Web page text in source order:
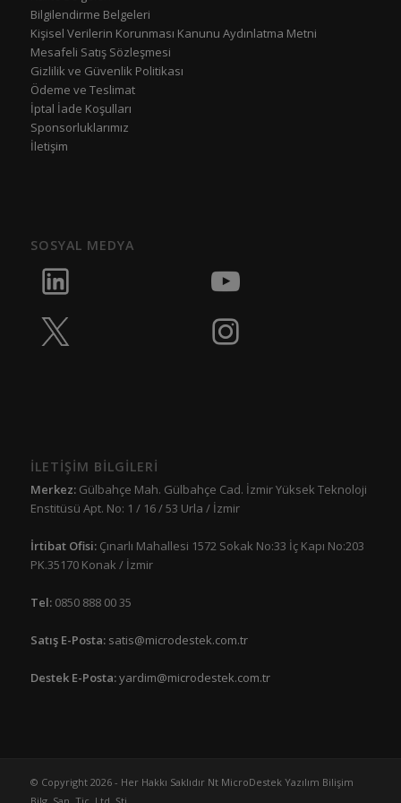
Bilgilendirme Belgeleri
Kişisel Verilerin Korunması Kanunu Aydınlatma Metni
Mesafeli Satış Sözleşmesi
Gizlilik ve Güvenlik Politikası
Ödeme ve Teslimat
İptal İade Koşulları
Sponsorluklarımız
İletişim
SOSYAL MEDYA
İLETİŞİM BİLGİLERİ
Merkez:Gülbahçe Mah. Gülbahçe Cad. İzmir Yüksek Teknoloji
Enstitüsü Apt. No: 1 / 16 / 53 Urla / İzmir
İrtibat Ofisi: Çınarlı Mahallesi 1572 Sokak No:33 İç Kapı No:203
PK.35170 Konak / İzmir
Tel:0850 888 00 35
Satış E-Posta: satis@microdestek.com.tr
Destek E-Posta:yardim@microdestek.com.tr
© Copyright 2026 - Her Hakkı Saklıdır Nt MicroDestek Yazılım Bilişim